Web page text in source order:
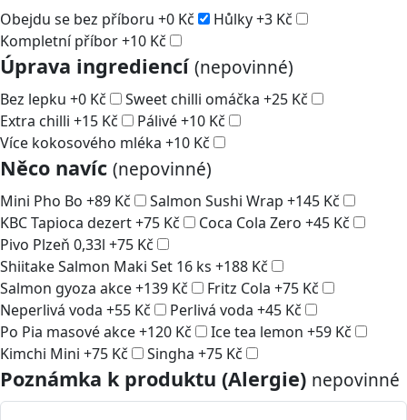
Obejdu se bez příboru +0 Kč Hůlky+3 Kč
Kompletní příbor+10 Kč
Úprava ingrediencí (nepovinné)
Bez lepku +0 Kč Sweet chilli omáčka +25 Kč
Extra chilli +15 Kč Pálivé+10 Kč
Více kokosového mléka +10 Kč
Něco navíc (nepovinné)
Mini Pho Bo +89 Kč Salmon Sushi Wrap +145 Kč
KBC Tapioca dezert+75 Kč Coca Cola Zero +45 Kč
Pivo Plzeň 0,33l +75 Kč
Shiitake Salmon Maki Set 16 ks +188 Kč
Salmon gyoza akce+139 Kč Fritz Cola +75 Kč
Neperlivá voda +55 Kč Perlivá voda +45 Kč
Po Pia masové akce+120 Kč Ice tea lemon +59 Kč
Kimchi Mini +75 Kč Singha +75 Kč
Poznámka k produktu (Alergie) nepovinné